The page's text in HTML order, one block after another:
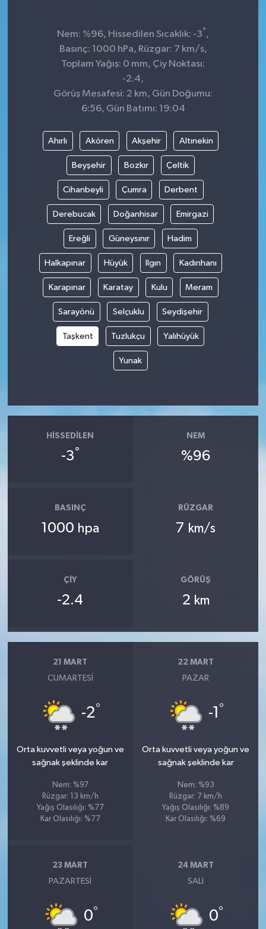
Nem: %96, Hissedilen Sıcaklık: -3° ,
Basınç: 1000 hPa, Rüzgar: 7 km/s,
Toplam Yağış: 0 mm, Çiy Noktası:
-2.4,
Görüş Mesafesi: 2 km, Gün Doğumu:
6:56, Gün Batımı: 19:04
Ahırlı Akören Akşehir Altınekin
Beyşehir Bozkır Çeltik
Cihanbeyli Çumra Derbent
Derebucak Doğanhisar Emirgazi
Ereğli Güneysınır Hadim
Halkapınar Hüyük Ilgın Kadınhanı
Karapınar Karatay Kulu Meram
Sarayönü Selçuklu Seydişehir
Taşkent Tuzlukçu Yalıhüyük
Yunak
HISSEDILEN
-3°
NEM
%96
BASINÇ
1000 hpa
RÜZGAR
7 km/s
ÇIY
-2.4
GÖRÜŞ
2 km
21 MART
CUMARTESI
-2°
Orta kuvvetli veya yoğun ve
sağnak şeklinde kar
Nem: %97
Rüzgar: 13 km/h
Yağış Olasılığı: %77
Kar Olasılığı: %77
22 MART
PAZAR
-1 °
Orta kuvvetli veya yoğun ve
sağnak şeklinde kar
Nem: %93
Rüzgar: 7 km/h
Yağış Olasılığı: %89
Kar Olasılığı: %69
23 MART
PAZARTESI
0°
24 MART
SALI
0°